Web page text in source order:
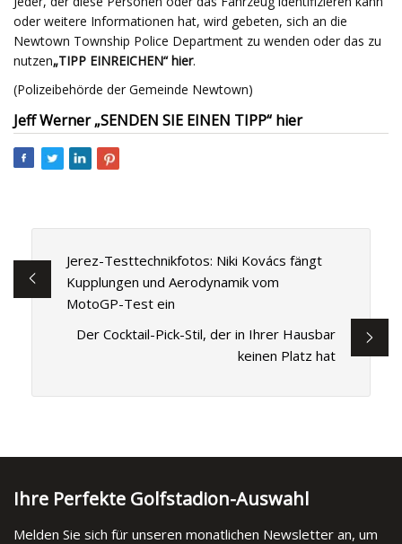
oder weitere Informationen hat, wird gebeten, sich an die
Newtown Township Police Department zu wenden oder das zu
nutzen„TIPP EINREICHEN“ hier.
(Polizeibehörde der Gemeinde Newtown)
Jeff Werner „SENDEN SIE EINEN TIPP“ hier
Jerez-Testtechnikfotos: Niki Kovács fängt
Kupplungen und Aerodynamik vom
MotoGP-Test ein
Der Cocktail-Pick-Stil, der in Ihrer Hausbar
keinen Platz hat
Ihre Perfekte Golfstadion-Auswahl
Melden Sie sich für unseren monatlichen Newsletter an, um